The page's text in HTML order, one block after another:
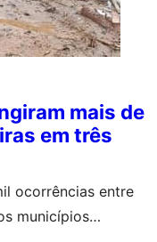
mais de
em três
ocorrências entre
municípios